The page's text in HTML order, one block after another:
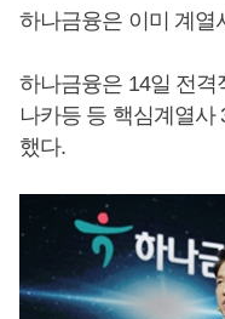
하나금융은 이미 계열
하나금융은 14일 전
나카등 등 핵심계열사
했다.